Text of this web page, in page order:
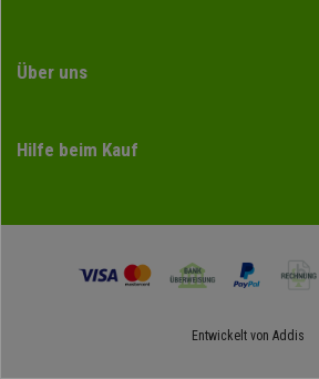
Über uns
Hilfe beim Kauf
Entwickelt von Addis